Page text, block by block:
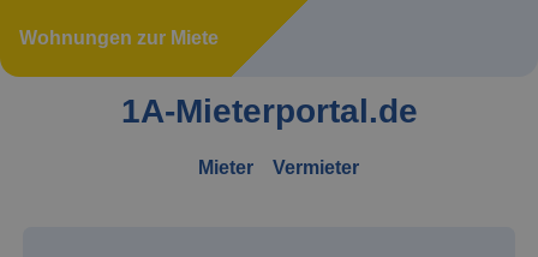
Wohnungen zur Miete
1A-Mieterportal.de
Mieter Vermieter